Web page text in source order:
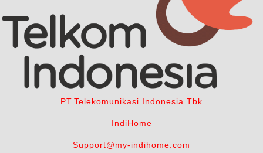
PT.Telekomunikasi Indonesia Tbk
IndiHome
Support@my-indihome.com